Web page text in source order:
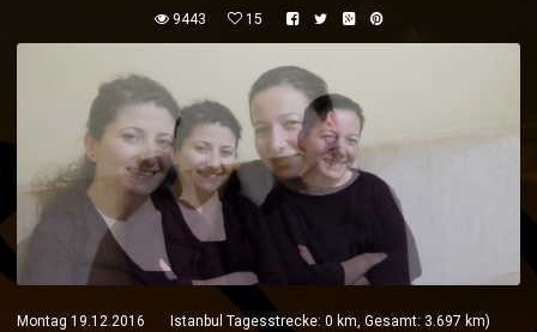
9443 15
Montag 19.12.2016 Istanbul Tagesstrecke: 0 km, Gesamt: 3.697 km)